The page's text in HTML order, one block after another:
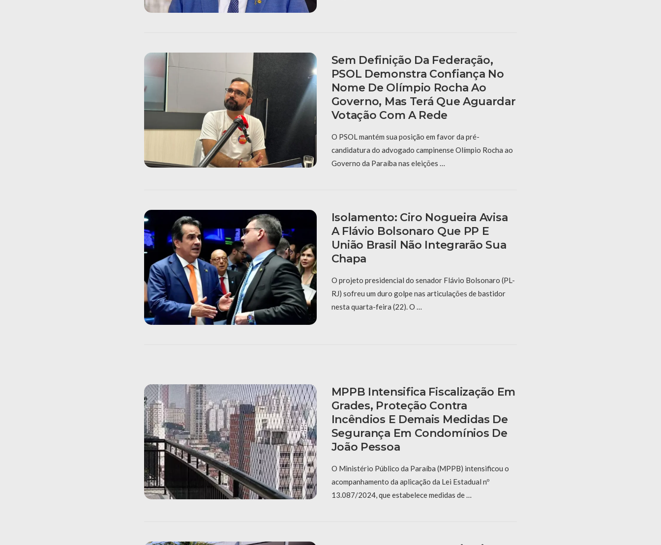
Sem Definição Da Federação,
PSOL Demonstra Confiança No
Nome De Olímpio Rocha Ao
Governo, Mas Terá Que Aguardar
Votação Com A Rede
O PSOL mantém sua posição em favor da pré-
candidatura do advogado campinense Olímpio Rocha ao
Governo da Paraíba nas eleições …
Isolamento: Ciro Nogueira Avisa
A Flávio Bolsonaro Que PP E
União Brasil Não Integrarão Sua
Chapa
O projeto presidencial do senador Flávio Bolsonaro (PL-
RJ) sofreu um duro golpe nas articulações de bastidor
nesta quarta-feira (22). O …
MPPB Intensifica Fiscalização Em
Grades, Proteção Contra
Incêndios E Demais Medidas De
Segurança Em Condomínios De
João Pessoa
O Ministério Público da Paraíba (MPPB) intensificou o
acompanhamento da aplicação da Lei Estadual nº
13.087/2024, que estabelece medidas de …